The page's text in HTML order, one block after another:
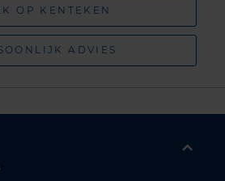
OP KENTEKEN
ADVIES